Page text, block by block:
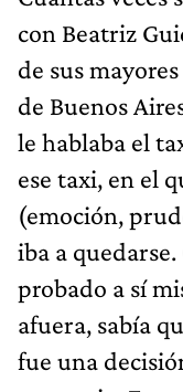
con Beatriz
de sus
de Buenos
le hablaba el
ese taxi, en el
(emoción,
iba a
probado a sí
afuera, sabía
fue una